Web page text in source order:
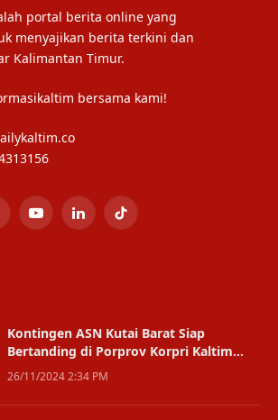
portal berita online yang
menyajikan berita terkini dan
Kalimantan Timur.
bersama kami!
YouTubeLinkedInTikTok
Kontingen ASN Kutai Barat Siap
Bertanding di Porprov Korpri Kaltim
2024
26/11/2024 2:34 PM